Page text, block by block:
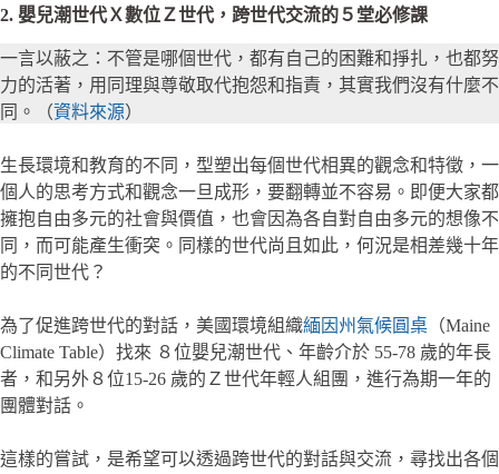
2. 嬰兒潮世代Ｘ數位Ｚ世代，跨世代交流的５堂必修課
一言以蔽之：不管是哪個世代，都有自己的困難和掙扎，也都努
力的活著，用同理與尊敬取代抱怨和指責，其實我們沒有什麼不
同。（資料來源）
生長環境和教育的不同，型塑出每個世代相異的觀念和特徵，一
個人的思考方式和觀念一旦成形，要翻轉並不容易。即便大家都
擁抱自由多元的社會與價值，也會因為各自對自由多元的想像不
同，而可能產生衝突。同樣的世代尚且如此，何況是相差幾十年
的不同世代？
為了促進跨世代的對話，美國環境組織緬因州氣候圓桌 （Maine
Climate Table）找來 ８位嬰兒潮世代、年齡介於 55-78 歲的年長
者，和另外８位15-26 歲的Ｚ世代年輕人組團，進行為期一年的
團體對話。
這樣的嘗試，是希望可以透過跨世代的對話與交流，尋找出各個